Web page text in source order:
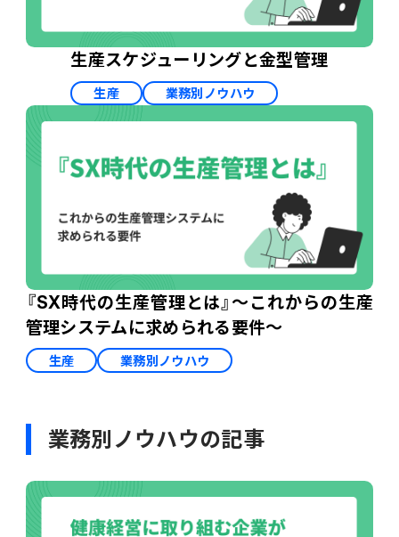
生産スケジューリングと金型管理
生産 業務別ノウハウ
『SX時代の生産管理とは』～これからの生産
管理システムに求められる要件～
生産 業務別ノウハウ
業務別ノウハウの記事